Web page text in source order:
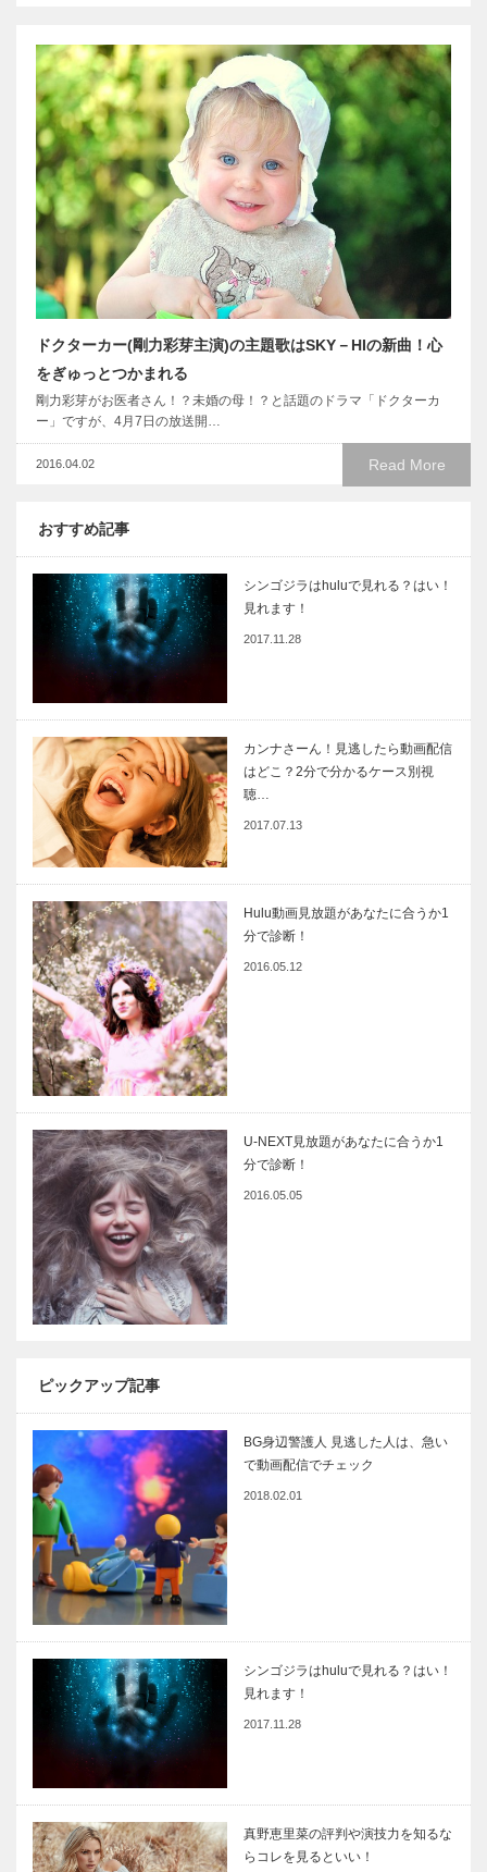
ドクターカー(剛力彩芽主演)の主題歌はSKY－HIの新曲！心
をぎゅっとつかまれる
剛力彩芽がお医者さん！？未婚の母！？と話題のドラマ「ドクターカ
ー」ですが、4月7日の放送開…
Read More
2016.04.02
おすすめ記事
シンゴジラはhuluで見れる？はい！
見れます！
2017.11.28
カンナさーん！見逃したら動画配信
はどこ？2分で分かるケース別視
聴…
2017.07.13
Hulu動画見放題があなたに合うか1
分で診断！
2016.05.12
U-NEXT見放題があなたに合うか1
分で診断！
2016.05.05
ピックアップ記事
BG身辺警護人 見逃した人は、急い
で動画配信でチェック
2018.02.01
シンゴジラはhuluで見れる？はい！
見れます！
2017.11.28
真野恵里菜の評判や演技力を知るな
らコレを見るといい！